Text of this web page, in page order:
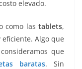
elevado.
como las tablets,
Algo que
que
baratas. Sin